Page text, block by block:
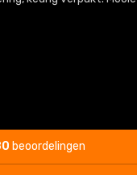
beoordelingen